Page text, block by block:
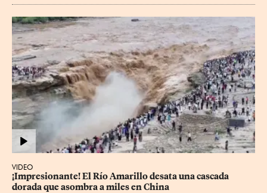
VIDEO
¡Impresionante! El Río Amarillo desata una cascada
dorada que asombra a miles en China